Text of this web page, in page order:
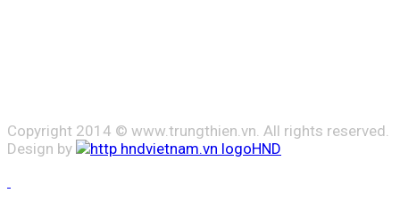
Copyright 2014 © www.trungthien.vn. All rights reserved.
Design by